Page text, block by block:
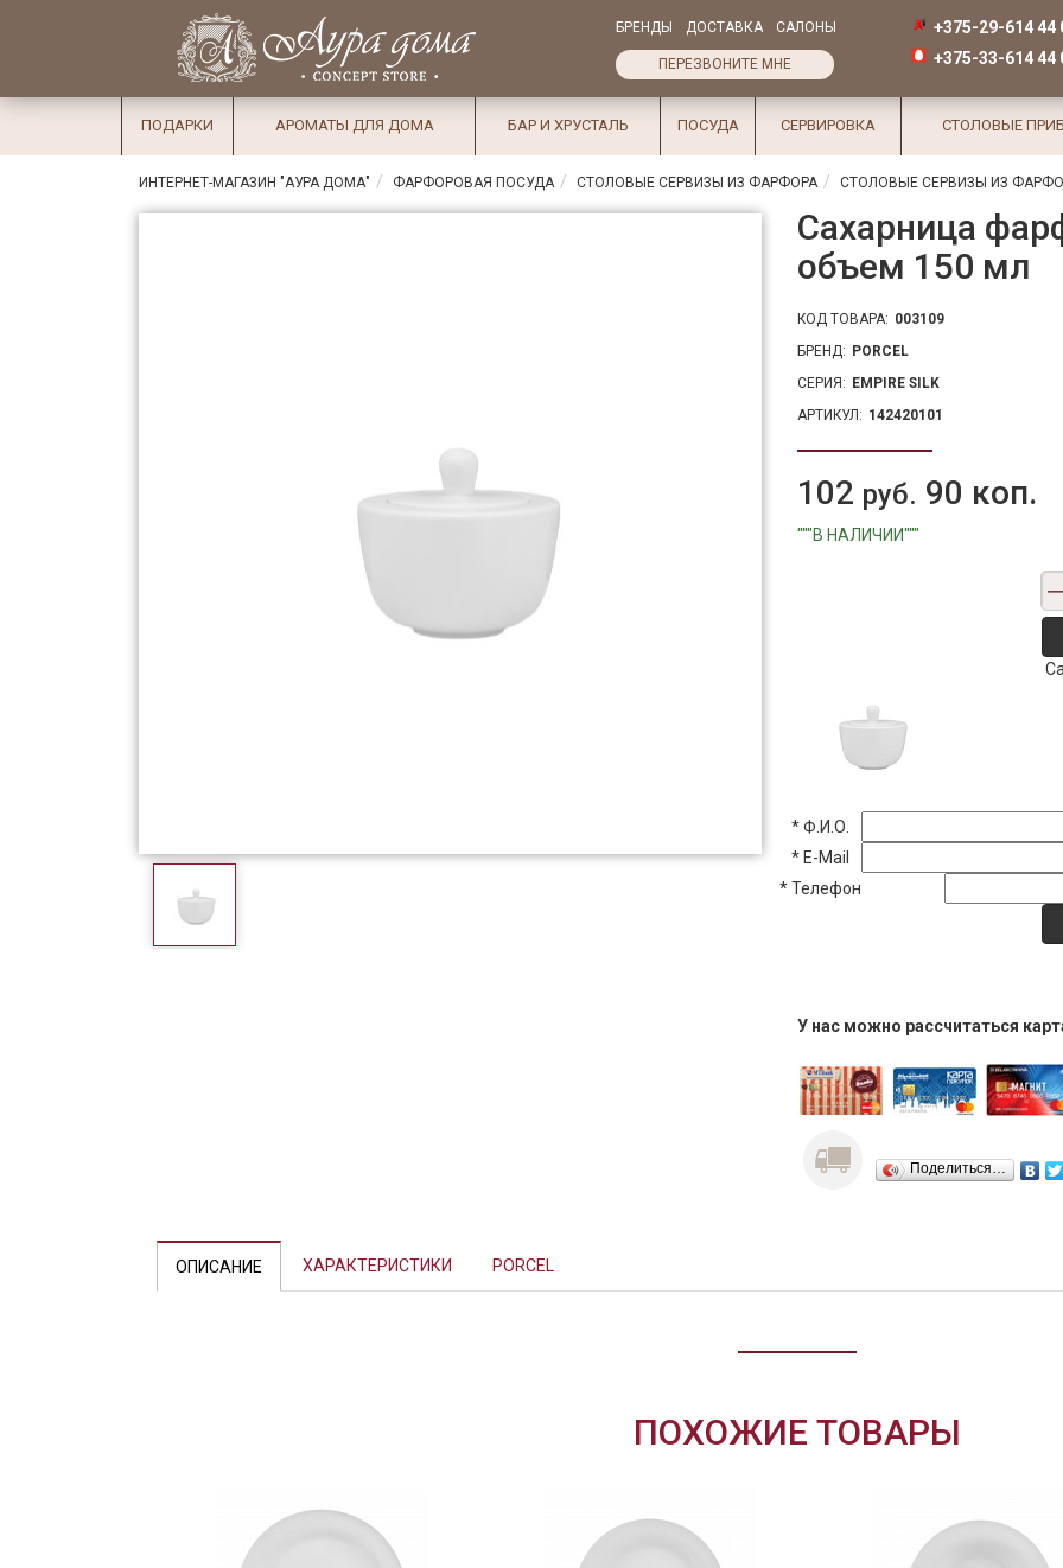
Избранное
×
СалоныДоставка
Оплата
Подарки
Ароматы
для дома
БРЕНДЫ ДОСТАВКА САЛОНЫ
ПЕРЕЗВОНИТЕ МНЕ
+375-29-614 44
+375-33-614 44
ПОДАРКИ АРОМАТЫ ДЛЯ ДОМА БАР И ХРУСТАЛЬ ПОСУДА СЕРВИРОВКА СТОЛОВЫЕ
ИНТЕРНЕТ-МАГАЗИН "АУРА ДОМА" ФАРФОРОВАЯ ПОСУДА СТОЛОВЫЕ СЕРВИЗЫ ИЗ ФАРФОРА СТОЛОВЫЕ СЕРВИЗЫ ИЗ
Сахарница
объем 150 мл
КОД ТОВАРА: 003109
БРЕНД: PORCEL
СЕРИЯ: EMPIRE SILK
АРТИКУЛ: 142420101
102 руб. 90 коп.
"""В НАЛИЧИИ"""
*Ф.И.О.
* E-Mail
*Телефон
У нас можно рассчитаться
Поделиться…
ОПИСАНИЕ ХАРАКТЕРИСТИКИ PORCEL
ПОХОЖИЕ ТОВАРЫ